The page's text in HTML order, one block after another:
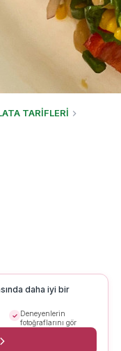
TARİFLERİ
daha iyi bir
Deneyenlerin
fotoğraflarını gör